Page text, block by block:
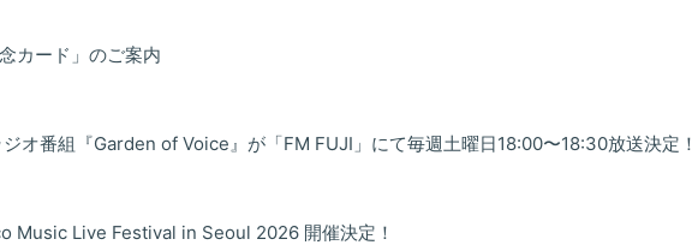
カード」のご案内
ジオ番組『Garden of Voice』が「FM FUJI」にて毎週土曜日18:00〜18:30放送決定！
Music Live Festival in Seoul 2026 開催決定！